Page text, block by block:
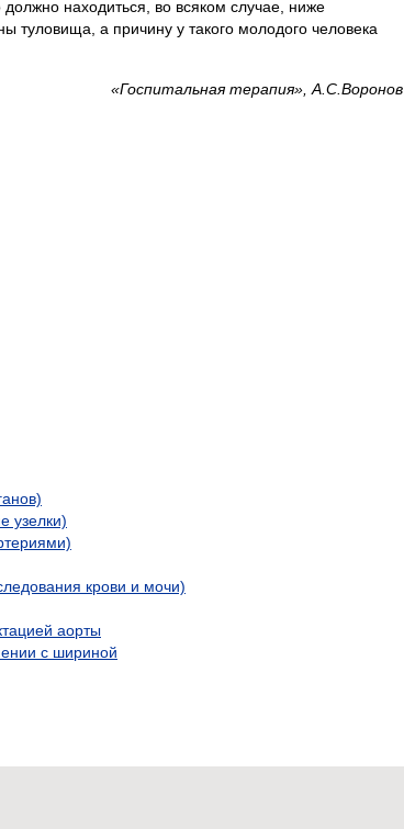
должно находиться, во всяком случае, ниже
туловища, а причину у такого молодого человека
«Госпитальная терапия», А.С.Воронов
узелки)
крови и мочи)
аорты
с шириной